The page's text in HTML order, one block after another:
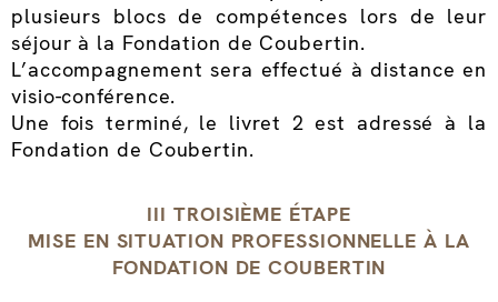
plusieurs blocs de compétences lors de leur
séjour à la Fondation de Coubertin.
L’accompagnement sera effectué à distance en
visio-conférence.
Une fois terminé, le livret 2 est adressé à la
Fondation de Coubertin.
III TROISIÈME ÉTAPE
MISE EN SITUATION PROFESSIONNELLE À LA
FONDATION DE COUBERTIN